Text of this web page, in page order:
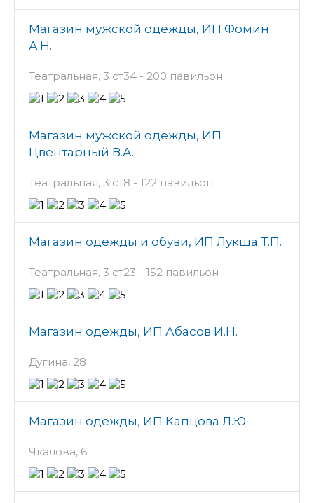
Магазин мужской одежды, ИП Фомин
А.Н.
Театральная, 3 ст34 - 200 павильон
Магазин мужской одежды, ИП
Цвентарный В.А.
Театральная, 3 ст8 - 122 павильон
Магазин одежды и обуви, ИП Лукша Т.П.
Театральная, 3 ст23 - 152 павильон
Магазин одежды, ИП Абасов И.Н.
Дугина, 28
Магазин одежды, ИП Капцова Л.Ю.
Чкалова, 6